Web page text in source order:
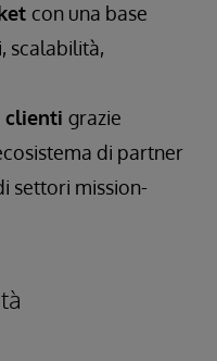
con una base
scalabilità,
clienti grazie
di partner
settori mission-